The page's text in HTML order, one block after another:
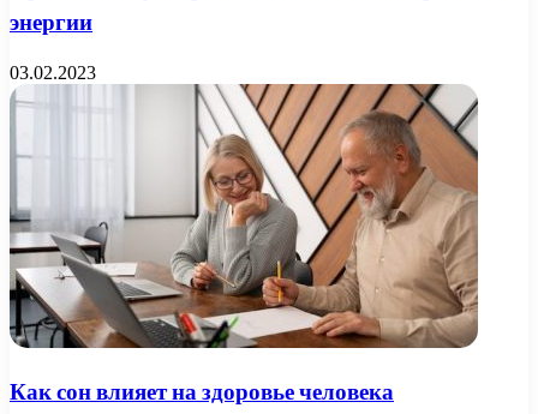
энергии
03.02.2023
Как сон влияет на здоровье человека